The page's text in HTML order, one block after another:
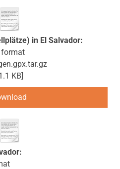
in El Salvador:
format
KB